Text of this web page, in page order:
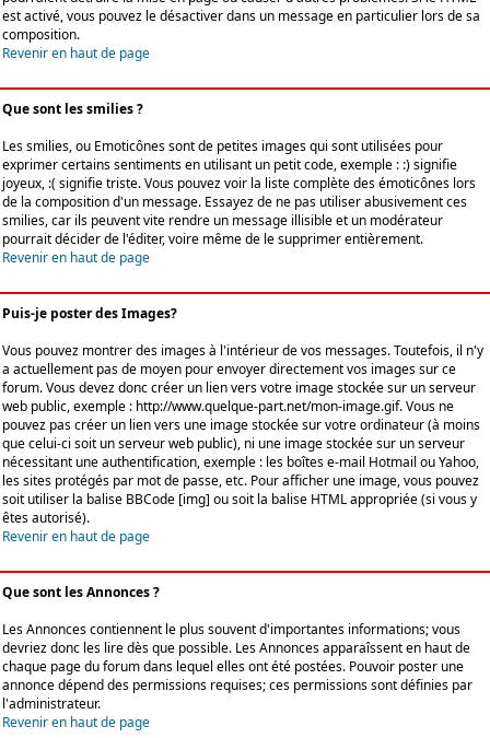
est activé, vous pouvez le désactiver dans un message en particulier lors de sa
composition.
Revenir en haut de page
Que sont les smilies ?
Les smilies, ou Emoticônes sont de petites images qui sont utilisées pour
exprimer certains sentiments en utilisant un petit code, exemple : :) signifie
joyeux, :( signifie triste. Vous pouvez voir la liste complète des émoticônes lors
de la composition d'un message. Essayez de ne pas utiliser abusivement ces
smilies, car ils peuvent vite rendre un message illisible et un modérateur
pourrait décider de l'éditer, voire même de le supprimer entièrement.
Revenir en haut de page
Puis-je poster des Images?
Vous pouvez montrer des images à l'intérieur de vos messages. Toutefois, il n'y
a actuellement pas de moyen pour envoyer directement vos images sur ce
forum. Vous devez donc créer un lien vers votre image stockée sur un serveur
web public, exemple : http://www.quelque-part.net/mon-image.gif. Vous ne
pouvez pas créer un lien vers une image stockée sur votre ordinateur (à moins
que celui-ci soit un serveur web public), ni une image stockée sur un serveur
nécessitant une authentification, exemple : les boîtes e-mail Hotmail ou Yahoo,
les sites protégés par mot de passe, etc. Pour afficher une image, vous pouvez
soit utiliser la balise BBCode [img] ou soit la balise HTML appropriée (si vous y
êtes autorisé).
Revenir en haut de page
Que sont les Annonces ?
Les Annonces contiennent le plus souvent d'importantes informations; vous
devriez donc les lire dès que possible. Les Annonces apparaîssent en haut de
chaque page du forum dans lequel elles ont été postées. Pouvoir poster une
annonce dépend des permissions requises; ces permissions sont définies par
l'administrateur.
Revenir en haut de page